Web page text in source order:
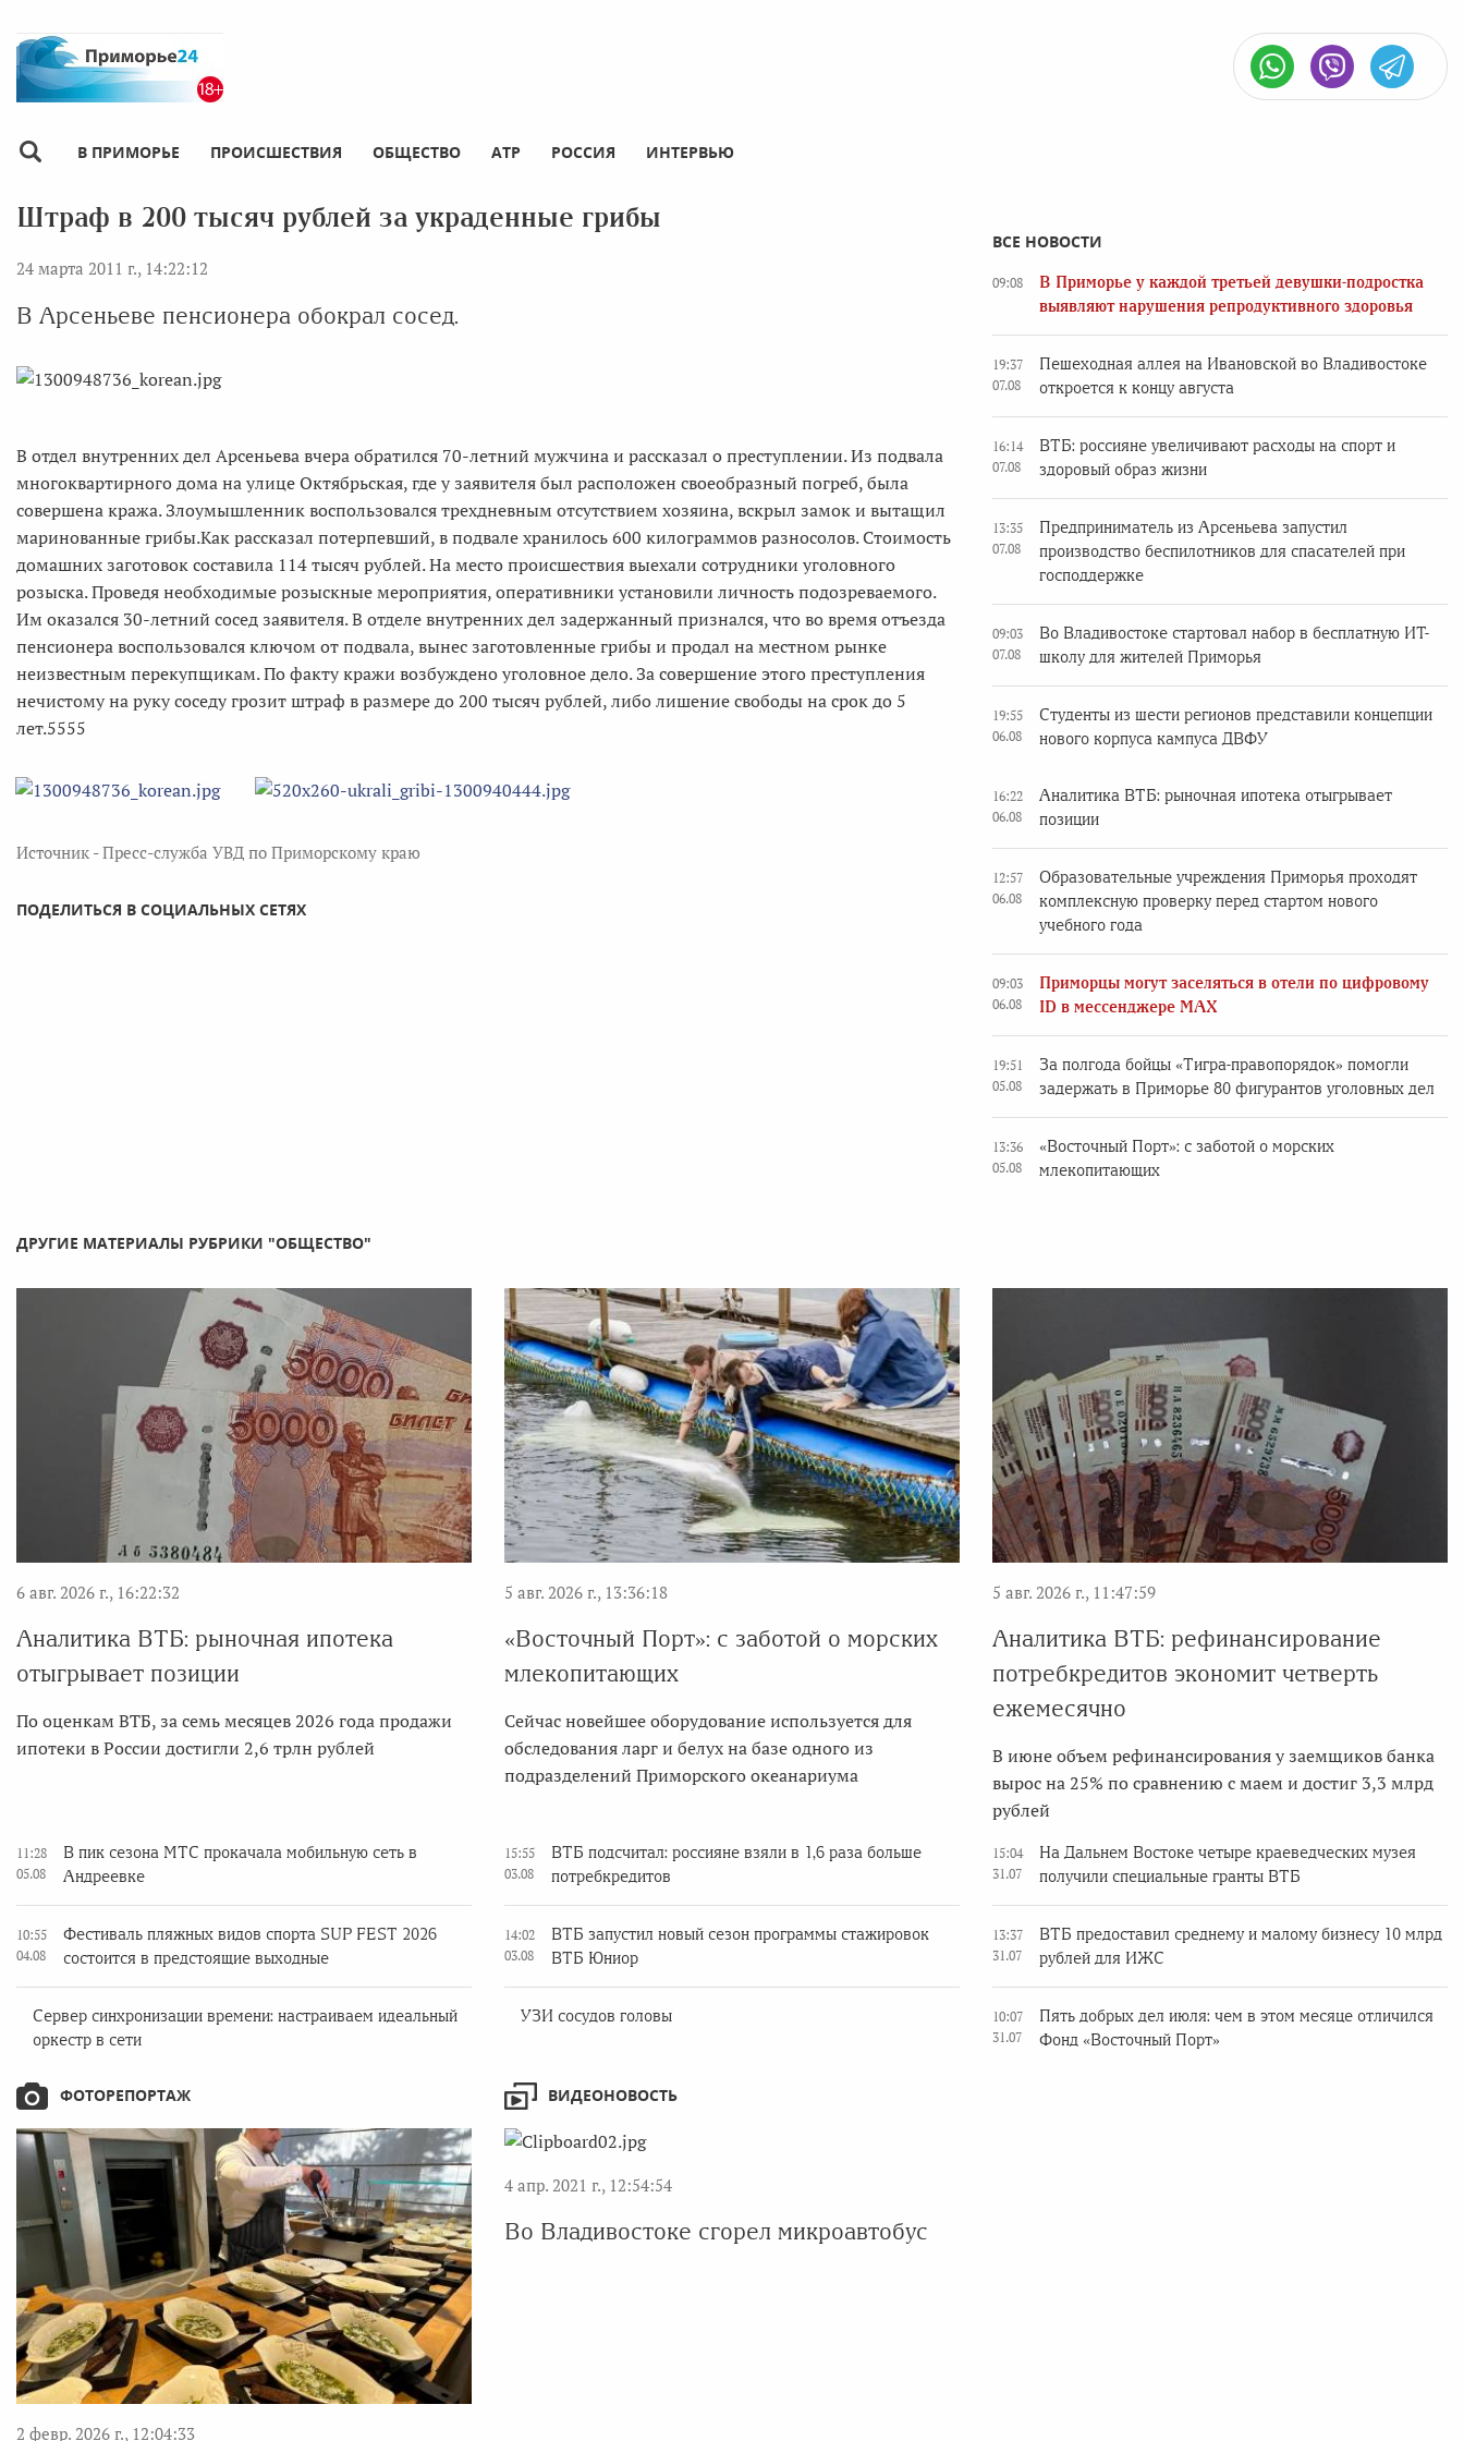
В ПРИМОРЬЕ ПРОИСШЕСТВИЯ ОБЩЕСТВО АТР РОССИЯ ИНТЕРВЬЮ
Штраф в 200 тысяч рублей за украденные грибы
24 марта 2011 г., 14:22:12
В Арсеньеве пенсионера обокрал сосед.
В отдел внутренних дел Арсеньева вчера обратился 70-летний мужчина и рассказал о преступлении. Из подвала
многоквартирного дома на улице Октябрьская, где у заявителя был расположен своеобразный погреб, была
совершена кража. Злоумышленник воспользовался трехдневным отсутствием хозяина, вскрыл замок и вытащил
маринованные грибы.Как рассказал потерпевший, в подвале хранилось 600 килограммов разносолов. Стоимость
домашних заготовок составила 114 тысяч рублей. На место происшествия выехали сотрудники уголовного
розыска. Проведя необходимые розыскные мероприятия, оперативники установили личность подозреваемого.
Им оказался 30-летний сосед заявителя. В отделе внутренних дел задержанный признался, что во время отъезда
пенсионера воспользовался ключом от подвала, вынес заготовленные грибы и продал на местном рынке
неизвестным перекупщикам. По факту кражи возбуждено уголовное дело. За совершение этого преступления
нечистому на руку соседу грозит штраф в размере до 200 тысяч рублей, либо лишение свободы на срок до 5
лет.5555
Источник - Пресс-служба УВД по Приморскому краю
ПОДЕЛИТЬСЯ В СОЦИАЛЬНЫХ СЕТЯХ
ВСЕ НОВОСТИ
09:08
В Приморье у каждой третьей девушки-подростка
выявляют нарушения репродуктивного здоровья
19:37
07.08
Пешеходная аллея на Ивановской во Владивостоке
откроется к концу августа
16:14
07.08
ВТБ: россияне увеличивают расходы на спорт и
здоровый образ жизни
13:35
07.08
Предприниматель из Арсеньева запустил
производство беспилотников для спасателей при
господдержке
09:03
07.08
Во Владивостоке стартовал набор в бесплатную ИТ-
школу для жителей Приморья
19:55
06.08
Студенты из шести регионов представили концепции
нового корпуса кампуса ДВФУ
16:22
06.08
Аналитика ВТБ: рыночная ипотека отыгрывает
позиции
12:57
06.08
Образовательные учреждения Приморья проходят
комплексную проверку перед стартом нового
учебного года
09:03
06.08
Приморцы могут заселяться в отели по цифровому
ID в мессенджере MAX
19:51
05.08
За полгода бойцы «Тигра-правопорядок» помогли
задержать в Приморье 80 фигурантов уголовных дел
13:36
05.08
«Восточный Порт»: с заботой о морских
млекопитающих
ДРУГИЕ МАТЕРИАЛЫ РУБРИКИ "ОБЩЕСТВО"
6 авг. 2026 г., 16:22:32
Аналитика ВТБ: рыночная ипотека
отыгрывает позиции
По оценкам ВТБ, за семь месяцев 2026 года продажи
ипотеки в России достигли 2,6 трлн рублей
5 авг. 2026 г., 13:36:18
«Восточный Порт»: с заботой о морских
млекопитающих
Сейчас новейшее оборудование используется для
обследования ларг и белух на базе одного из
подразделений Приморского океанариума
5 авг. 2026 г., 11:47:59
Аналитика ВТБ: рефинансирование
потребкредитов экономит четверть
ежемесячно
В июне объем рефинансирования у заемщиков банка
вырос на 25% по сравнению с маем и достиг 3,3 млрд
рублей
11:28
05.08
В пик сезона МТС прокачала мобильную сеть в
Андреевке
10:55
04.08
Фестиваль пляжных видов спорта SUP FEST 2026
состоится в предстоящие выходные
Сервер синхронизации времени: настраиваем идеальный
оркестр в сети
15:55
03.08
ВТБ подсчитал: россияне взяли в 1,6 раза больше
потребкредитов
14:02
03.08
ВТБ запустил новый сезон программы стажировок
ВТБ Юниор
УЗИ сосудов головы
15:04
31.07
На Дальнем Востоке четыре краеведческих музея
получили специальные гранты ВТБ
13:37
31.07
ВТБ предоставил среднему и малому бизнесу 10 млрд
рублей для ИЖС
10:07
31.07
Пять добрых дел июля: чем в этом месяце отличился
Фонд «Восточный Порт»
ФОТОРЕПОРТАЖ
2 февр. 2026 г., 12:04:33
ВИДЕОНОВОСТЬ
4 апр. 2021 г., 12:54:54
Во Владивостоке сгорел микроавтобус